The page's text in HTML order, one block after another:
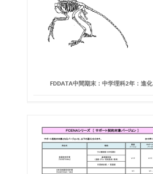
FDDATA中間期末：中学理科2年：進化